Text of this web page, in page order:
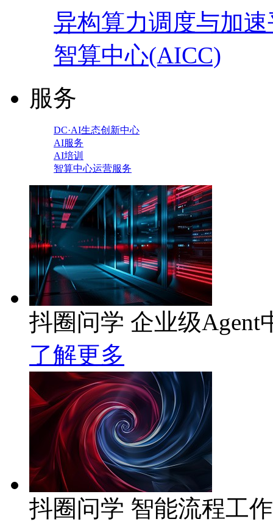
异构算力调度与加
智算中心(AICC)
服务
DC·AI生态创新中心
AI服务
AI培训
智算中心运营服务
抖圈问学 企业级Agent
了解更多
抖圈问学 智能流程工